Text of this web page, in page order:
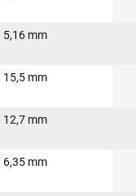
5,16 mm
15,5 mm
12,7 mm
6,35 mm